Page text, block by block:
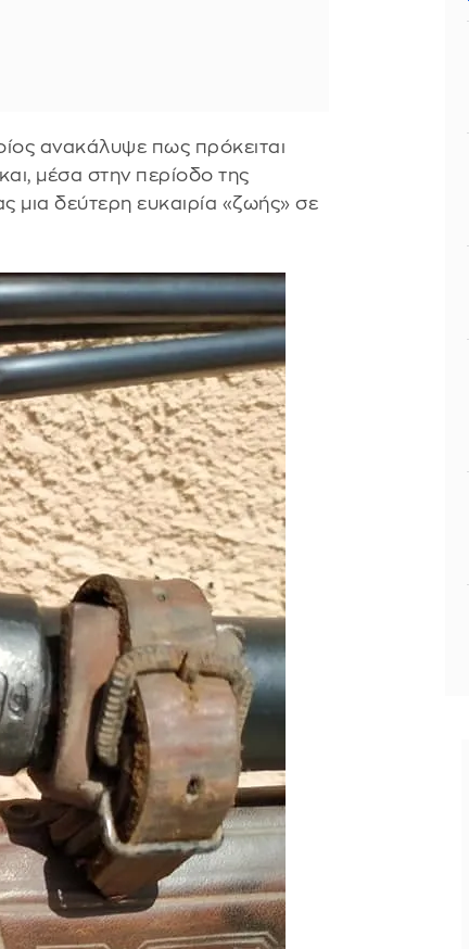
ανακάλυψε πως πρόκειται
μέσα στην περίοδο της
μια δεύτερη ευκαιρία «ζωής» σε